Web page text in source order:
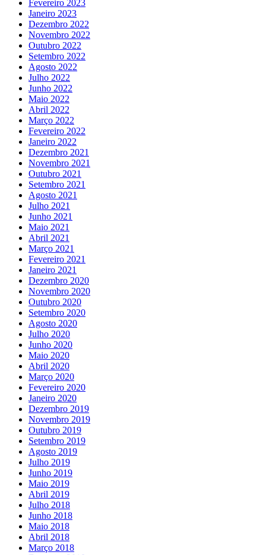
Fevereiro 2023
Janeiro 2023
Dezembro 2022
Novembro 2022
Outubro 2022
Setembro 2022
Agosto 2022
Julho 2022
Junho 2022
Maio 2022
Abril 2022
Março 2022
Fevereiro 2022
Janeiro 2022
Dezembro 2021
Novembro 2021
Outubro 2021
Setembro 2021
Agosto 2021
Julho 2021
Junho 2021
Maio 2021
Abril 2021
Março 2021
Fevereiro 2021
Janeiro 2021
Dezembro 2020
Novembro 2020
Outubro 2020
Setembro 2020
Agosto 2020
Julho 2020
Junho 2020
Maio 2020
Abril 2020
Março 2020
Fevereiro 2020
Janeiro 2020
Dezembro 2019
Novembro 2019
Outubro 2019
Setembro 2019
Agosto 2019
Julho 2019
Junho 2019
Maio 2019
Abril 2019
Julho 2018
Junho 2018
Maio 2018
Abril 2018
Março 2018